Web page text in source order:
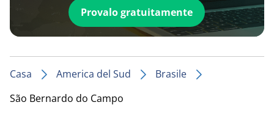
Provalo gratuitamente
Casa America del Sud
Brasile
São Bernardo do Campo